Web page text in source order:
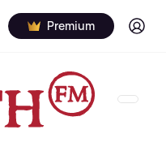
Premium Log in